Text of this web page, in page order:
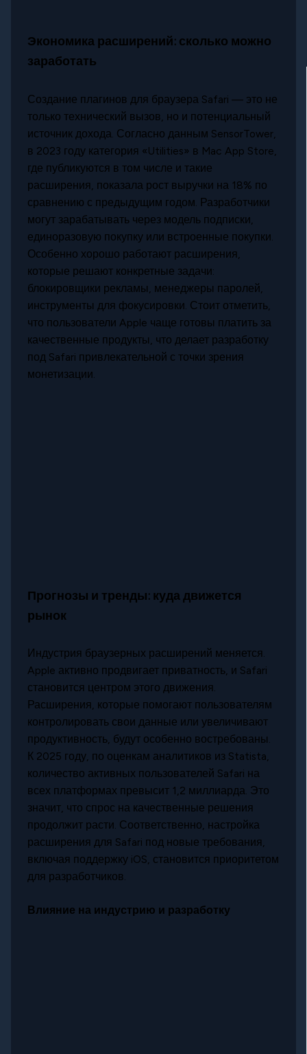
Экономика расширений: сколько можно
заработать
Создание плагинов для браузера Safari — это не
только технический вызов, но и потенциальный
источник дохода. Согласно данным SensorTower,
в 2023 году категория «Utilities» в Mac App Store,
где публикуются в том числе и такие
расширения, показала рост выручки на 18% по
сравнению с предыдущим годом. Разработчики
могут зарабатывать через модель подписки,
единоразовую покупку или встроенные покупки.
Особенно хорошо работают расширения,
которые решают конкретные задачи:
блокировщики рекламы, менеджеры паролей,
инструменты для фокусировки. Стоит отметить,
что пользователи Apple чаще готовы платить за
качественные продукты, что делает разработку
под Safari привлекательной с точки зрения
монетизации.
Прогнозы и тренды: куда движется
рынок
Индустрия браузерных расширений меняется.
Apple активно продвигает приватность, и Safari
становится центром этого движения.
Расширения, которые помогают пользователям
контролировать свои данные или увеличивают
продуктивность, будут особенно востребованы.
К 2025 году, по оценкам аналитиков из Statista,
количество активных пользователей Safari на
всех платформах превысит 1,2 миллиарда. Это
значит, что спрос на качественные решения
продолжит расти. Соответственно, настройка
расширения для Safari под новые требования,
включая поддержку iOS, становится приоритетом
для разработчиков.
Влияние на индустрию и разработку